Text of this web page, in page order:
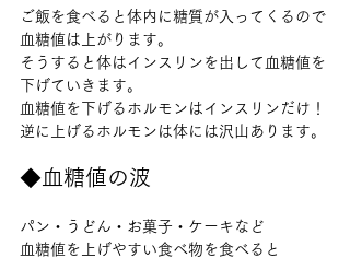
ご飯を食べると体内に糖質が入ってくるので
血糖値は上がります。
そうすると体はインスリンを出して血糖値を
下げていきます。
血糖値を下げるホルモンはインスリンだけ！
逆に上げるホルモンは体には沢山あります。
◆血糖値の波
パン・うどん・お菓子・ケーキなど
血糖値を上げやすい食べ物を食べると